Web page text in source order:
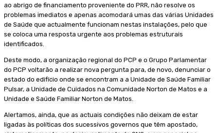
ao abrigo de financiamento proveniente do PRR, não resolve os
problemas imediatos e apenas acomodará umas das várias Unidades
de Saúde que actualmente funcionam nestas instalações, pelo que
se coloca uma resposta urgente aos problemas estruturais
identificados.
Deste modo, a organização regional do PCP e o Grupo Parlamentar
do PCP voltarão a realizar nova pergunta para, de novo, denunciar o
estado do edifício onde se encontram a a Unidade de Saúde Familiar
Pulsar, a Unidade de Cuidados na Comunidade Norton de Matos e a
Unidade e Saúde Familiar Norton de Matos.
Alertamos, ainda, que as actuais condições não deixam de estar
ligadas às políticas dos sucessivos governos que têm apostado,